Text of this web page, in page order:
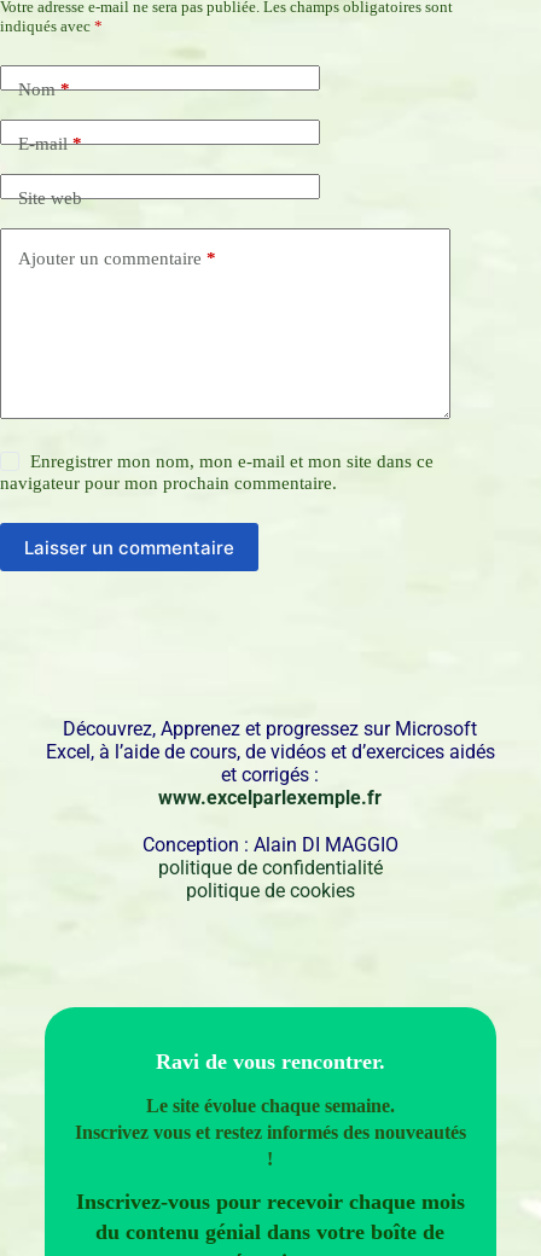
Votre adresse e-mail ne sera pas publiée. Les champs obligatoires sont
indiqués avec *
Nom*
E-mail*
Site web
Ajouter un commentaire *
Enregistrer mon nom, mon e-mail et mon site dans ce
navigateur pour mon prochain commentaire.
Laisser un commentaire
Découvrez, Apprenez et progressez sur Microsoft
Excel, à l’aide de cours, de vidéos et d’exercices aidés
et corrigés :
www.excelparlexemple.fr
Conception : Alain DI MAGGIO
politique de confidentialité
politique de cookies
Ravi de vous rencontrer.
Le site évolue chaque semaine.
Inscrivez vous et restez informés des nouveautés
!
Inscrivez-vous pour recevoir chaque mois
du contenu génial dans votre boîte de